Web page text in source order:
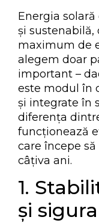
Energia
și sustenabilă,
maximum de
alegem doar
important –
este modul în
și integrate în
diferența
funcționează
care începe
câțiva ani.
1.
și